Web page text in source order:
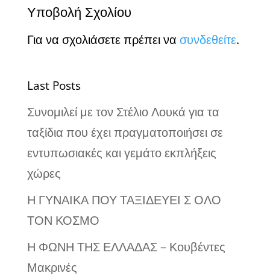
Υποβολή Σχολίου
Για να σχολιάσετε πρέπει να συνδεθείτε.
Last Posts
Συνομιλεί με τον Στέλιο Λουκά για τα
ταξίδια που έχει πραγματοποιήσει σε
εντυπωσιακές και γεμάτο εκπλήξεις
χώρες
Η ΓΥΝΑΙΚΑ ΠΟΥ ΤΑΞΙΔΕΥΕΙ Σ ΟΛΟ
ΤΟΝ ΚΟΣΜΟ
Η ΦΩΝΗ ΤΗΣ ΕΛΛΑΔΑΣ – Κουβέντες
Μακρινές